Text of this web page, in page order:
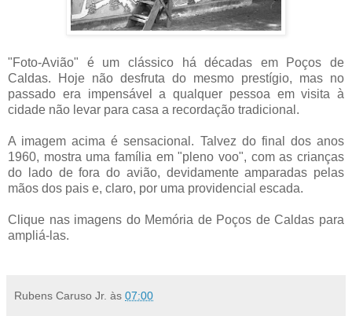
"Foto-Avião" é um clássico há décadas em Poços de
Caldas. Hoje não desfruta do mesmo prestígio, mas no
passado era impensável a qualquer pessoa em visita à
cidade não levar para casa a recordação tradicional.
A imagem acima é sensacional. Talvez do final dos anos
1960, mostra uma família em "pleno voo", com as crianças
do lado de fora do avião, devidamente amparadas pelas
mãos dos pais e, claro, por uma providencial escada.
Clique nas imagens do Memória de Poços de Caldas para
ampliá-las.
Rubens Caruso Jr. às 07:00